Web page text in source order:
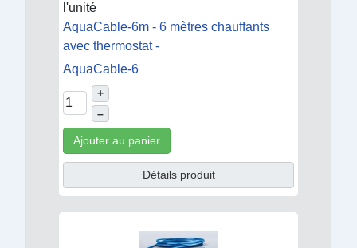
l'unité
AquaCable-6m - 6 mètres chauffants
avec thermostat -
AquaCable-6
+
–
Ajouter au panier
Détails produit